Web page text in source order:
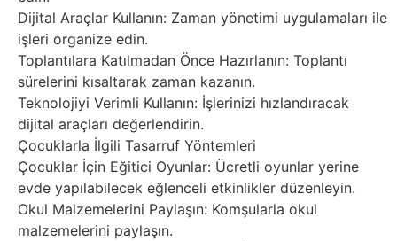
Dijital Araçlar Kullanın: Zaman yönetimi uygulamaları ile
işleri organize edin.
Toplantılara Katılmadan Önce Hazırlanın: Toplantı
sürelerini kısaltarak zaman kazanın.
Teknolojiyi Verimli Kullanın: İşlerinizi hızlandıracak
dijital araçları değerlendirin.
Çocuklarla İlgili Tasarruf Yöntemleri
Çocuklar İçin Eğitici Oyunlar: Ücretli oyunlar yerine
evde yapılabilecek eğlenceli etkinlikler düzenleyin.
Okul Malzemelerini Paylaşın: Komşularla okul
malzemelerini paylaşın.